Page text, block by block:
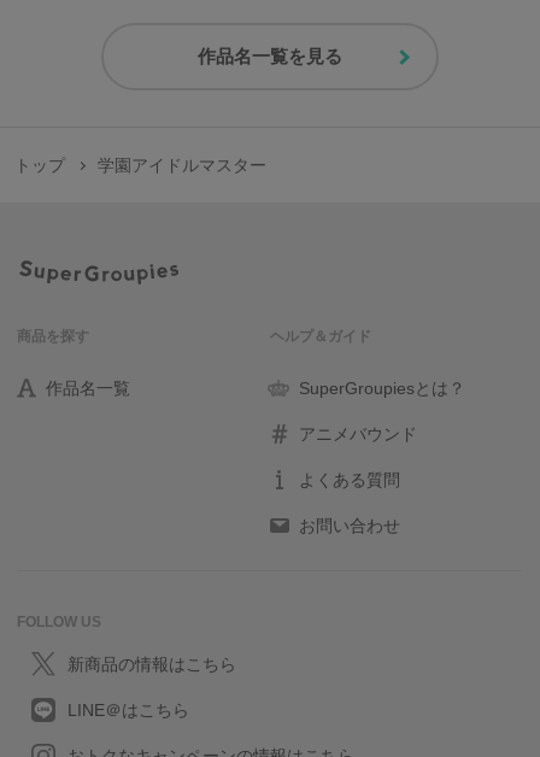
作品名一覧を見る
トップ 学園アイドルマスター
商品を探す
作品名一覧
ヘルプ＆ガイド
SuperGroupiesとは？
アニメバウンド
よくある質問
お問い合わせ
FOLLOW US
新商品の情報はこちら
LINE＠はこちら